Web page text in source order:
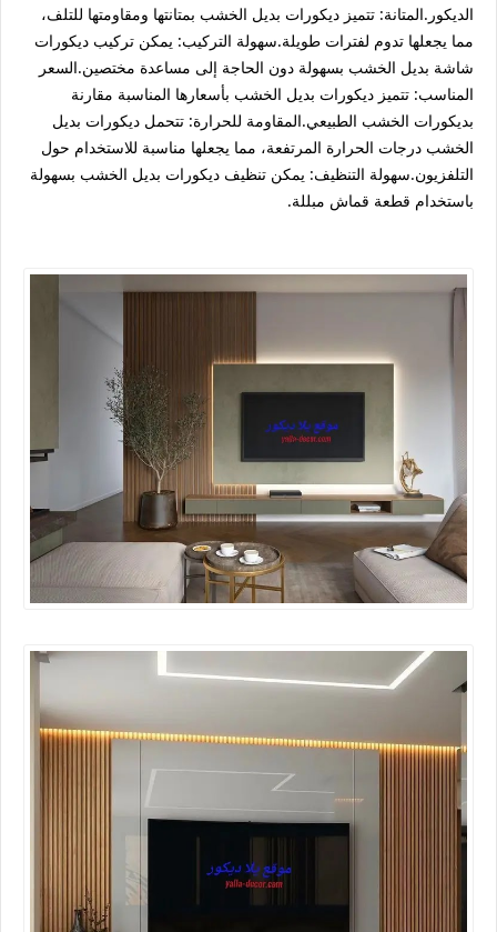
الديكور.المتانة: تتميز ديكورات بديل الخشب بمتانتها ومقاومتها للتلف،
مما يجعلها تدوم لفترات طويلة.سهولة التركيب: يمكن تركيب ديكورات
شاشة بديل الخشب بسهولة دون الحاجة إلى مساعدة مختصين.السعر
المناسب: تتميز ديكورات بديل الخشب بأسعارها المناسبة مقارنة
بديكورات الخشب الطبيعي.المقاومة للحرارة: تتحمل ديكورات بديل
الخشب درجات الحرارة المرتفعة، مما يجعلها مناسبة للاستخدام حول
التلفزيون.سهولة التنظيف: يمكن تنظيف ديكورات بديل الخشب بسهولة
باستخدام قطعة قماش مبللة.